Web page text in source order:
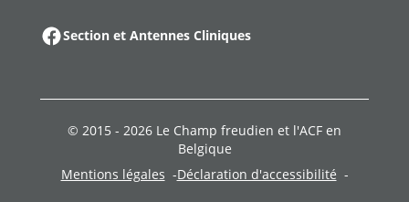
Section et Antennes Cliniques
© 2015 - 2026 Le Champ freudien et l'ACF en
Belgique
Mentions légales
Déclaration d'accessibilité